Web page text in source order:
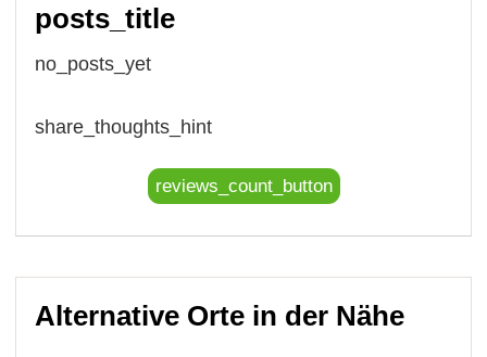
posts_title
no_posts_yet
share_thoughts_hint
reviews_count_button
Alternative Orte in der Nähe